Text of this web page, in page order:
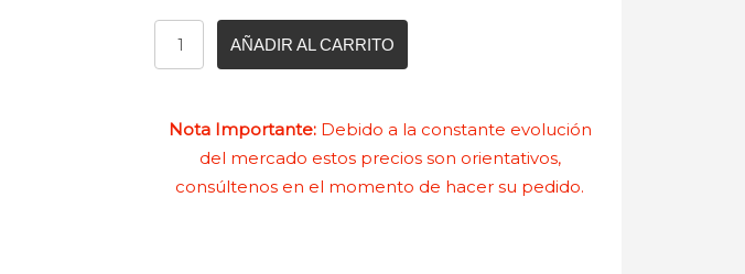
AÑADIR AL CARRITO
Nota Importante:Debido a la constante evolución
del mercado estos precios son orientativos,
consúltenos en el momento de hacer su pedido.